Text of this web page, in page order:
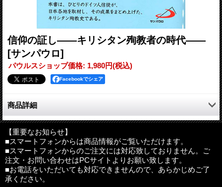
信仰の証し――キリシタン殉教者の時代――
[サンパウロ]
パウルスショップ価格: 1,980円(税込)
Facebookでシェア
商品詳細
カトリック大阪高松教区大司教・トマス・アクィナス前田万葉枢
機卿 推薦
本書は、ひとリのドイツ人信徒が、日本各地を取材し、その成果
をまとめ上げた、キリシタン殉教史である。
「この本は完璧を求めた歴史書でもなければ、歴史の細部まで精
密に描き出すことを目的としたものでもあリません。……宣教の
【重要なお知らせ】
■スマートフォンからは商品情報がご覧いただけます。
■スマートフォンからのご注文には対応致しておりません。ご
注文・お問い合わせはPCサイトよりお願い致します。
■お電話をいただいても対応できませんので、あらかじめご了
承ください。